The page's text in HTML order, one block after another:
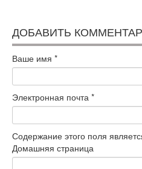
ДОБАВИТЬ
Ваше имя *
Электронная почта *
Содержание этого поля
Домашняя страница